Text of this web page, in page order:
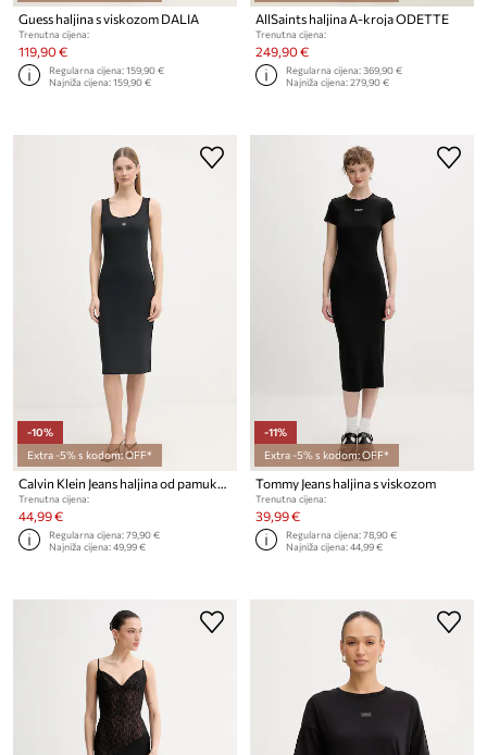
Guess haljina s viskozom DALIA
Trenutna cijena:
119,90 €
Regularna cijena:159,90 €
Najniža cijena:159,90 €
AllSaints haljina A-kroja ODETTE
Trenutna cijena:
249,90 €
Regularna cijena:369,90 €
Najniža cijena:279,90 €
-10%
Extra -5% s kodom: OFF*
Calvin Klein Jeans haljina od pamuka s elastanom
Trenutna cijena:
44,99 €
Regularna cijena:79,90 €
Najniža cijena:49,99 €
-11%
Extra -5% s kodom: OFF*
Tommy Jeans haljina s viskozom
Trenutna cijena:
39,99 €
Regularna cijena:78,90 €
Najniža cijena:44,99 €